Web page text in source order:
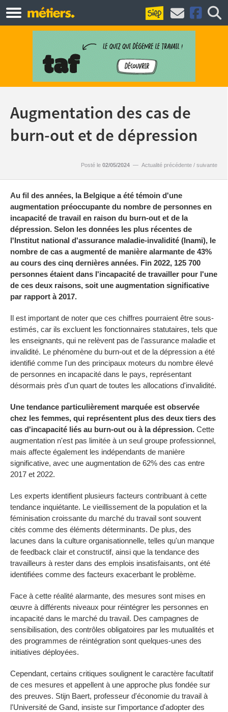
Augmentation des cas de
burn-out et de dépression
Posté le 02/05/2024 — Actualité précédente / suivante
Au fil des années, la Belgique a été témoin d'une
augmentation préoccupante du nombre de personnes en
incapacité de travail en raison du burn-out et de la
dépression. Selon les données les plus récentes de
l'Institut national d'assurance maladie-invalidité (Inami), le
nombre de cas a augmenté de manière alarmante de 43%
au cours des cinq dernières années. Fin 2022, 125 700
personnes étaient dans l'incapacité de travailler pour l'une
de ces deux raisons, soit une augmentation significative
par rapport à 2017.
Il est important de noter que ces chiffres pourraient être sous-
estimés, car ils excluent les fonctionnaires statutaires, tels que
les enseignants, qui ne relèvent pas de l'assurance maladie et
invalidité. Le phénomène du burn-out et de la dépression a été
identifié comme l'un des principaux moteurs du nombre élevé
de personnes en incapacité dans le pays, représentant
désormais près d'un quart de toutes les allocations d'invalidité.
Une tendance particulièrement marquée est observée
chez les femmes, qui représentent plus des deux tiers des
cas d'incapacité liés au burn-out ou à la dépression. Cette
augmentation n'est pas limitée à un seul groupe professionnel,
mais affecte également les indépendants de manière
significative, avec une augmentation de 62% des cas entre
2017 et 2022.
Les experts identifient plusieurs facteurs contribuant à cette
tendance inquiétante. Le vieillissement de la population et la
féminisation croissante du marché du travail sont souvent
cités comme des éléments déterminants. De plus, des
lacunes dans la culture organisationnelle, telles qu'un manque
de feedback clair et constructif, ainsi que la tendance des
travailleurs à rester dans des emplois insatisfaisants, ont été
identifiées comme des facteurs exacerbant le problème.
Face à cette réalité alarmante, des mesures sont mises en
œuvre à différents niveaux pour réintégrer les personnes en
incapacité dans le marché du travail. Des campagnes de
sensibilisation, des contrôles obligatoires par les mutualités et
des programmes de réintégration sont quelques-unes des
initiatives déployées.
Cependant, certains critiques soulignent le caractère facultatif
de ces mesures et appellent à une approche plus fondée sur
des preuves. Stijn Baert, professeur d'économie du travail à
l'Université de Gand, insiste sur l'importance d'adopter des